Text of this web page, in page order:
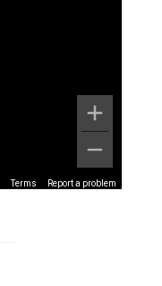
Terms Report a problem